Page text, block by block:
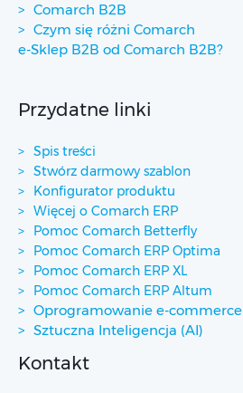
Comarch B2B
Czym się różni Comarch
e-Sklep B2B od Comarch B2B?
Przydatne linki
Spis treści
Stwórz darmowy szablon
Konfigurator produktu
Więcej o Comarch ERP
Pomoc Comarch Betterfly
Pomoc Comarch ERP Optima
Pomoc Comarch ERP XL
Pomoc Comarch ERP Altum
Oprogramowanie e-commerce
Sztuczna Inteligencja (AI)
Kontakt